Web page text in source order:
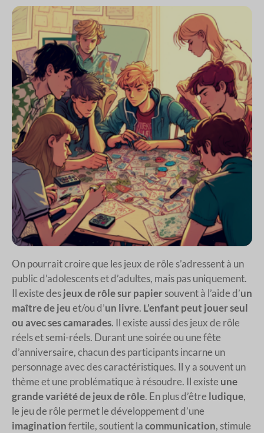
On pourrait croire que les jeux de rôle s’adressent à un
public d’adolescents et d’adultes, mais pas uniquement.
Il existe desjeux de rôle sur papiersouvent à l’aide d’un
maître de jeuet/ou d’un livre. L’enfant peut jouer seul
ou avec ses camarades. Il existe aussi des jeux de rôle
réels et semi-réels. Durant une soirée ou une fête
d’anniversaire, chacun des participants incarne un
personnage avec des caractéristiques. Il y a souvent un
thème et une problématique à résoudre. Il existe une
grande variété de jeux de rôle. En plus d’être ludique,
le jeu de rôle permet le développement d’une
imaginationfertile, soutient lacommunication, stimule